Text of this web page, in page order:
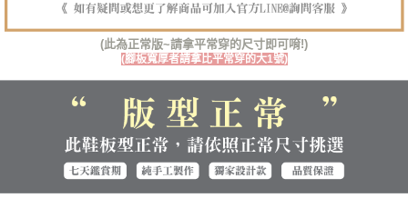
權轉讓予恩沛科技股份有限公司。
２．關於個人資料處理事宜，請瀏覽以下網址：
https://aftee.tw/terms/#terms3
３．未成年的使用者請事先徵得法定代理人或監護人之同意方可使用
「AFTEE先享後付」，若未經同意申辦者引起之損失，本公司不負相關責
４．使用「AFTEE先享後付」時，將依據個別帳號之用戶狀況，依本公司即
時審查核予不同之上限額度；若仍有額度不足之情形，本公司將視審查結果
請求用戶進行身份認證。
５．嚴禁一人註冊多個帳號或使用他人資訊註冊。若發現惡意使用之情形，
恩沛科技股份有限公司將有權停止該用戶之使用額度並採取法律行動。
郵局(離島專用)
每筆NT$125，滿NT$1,380(含以上)免運費
(此為正常版~請拿平常穿的尺寸即可唷!)
(腳板寬厚者請拿比平常穿的大1號)